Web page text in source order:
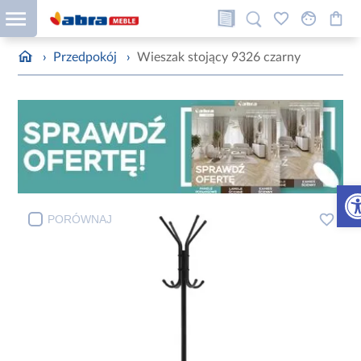
› Przedpokój › Wieszak stojący 9326 czarny
PORÓWNAJ